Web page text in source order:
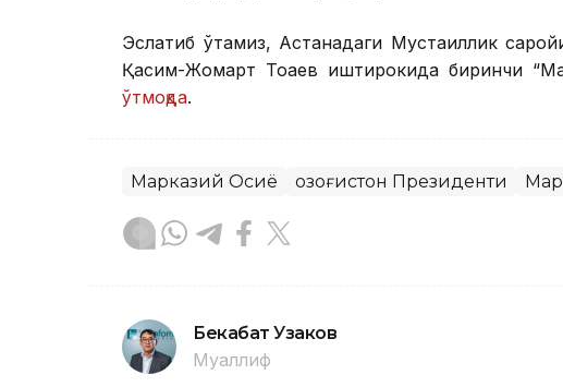
Эслатиб ўтамиз, Астанадаги Мустақиллик
Қасим-Жомарт Тоқаев иштирокида биринчи
ўтмоқда.
Марказий Осиё Қозоғистон Президенти
Бекабат Узаков
Муаллиф